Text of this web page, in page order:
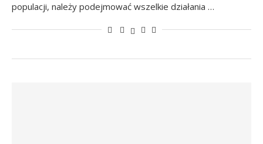
populacji, należy podejmować wszelkie działania …